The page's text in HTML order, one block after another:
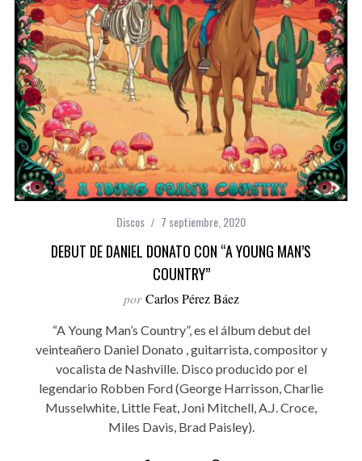
Discos 7 septiembre, 2020
DEBUT DE DANIEL DONATO CON “A YOUNG MAN’S
COUNTRY”
por Carlos Pérez Báez
“A Young Man’s Country”, es el álbum debut del
veinteañero Daniel Donato , guitarrista, compositor y
vocalista de Nashville. Disco producido por el
legendario Robben Ford (George Harrisson, Charlie
Musselwhite, Little Feat, Joni Mitchell, A.J. Croce,
Miles Davis, Brad Paisley).